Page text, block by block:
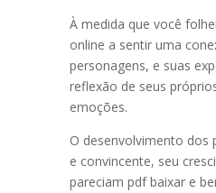
À medida que você
online a sentir uma
personagens, e suas
reflexão de seus
emoções.
O desenvolvimento dos
e convincente, seu
pareciam pdf baixar e